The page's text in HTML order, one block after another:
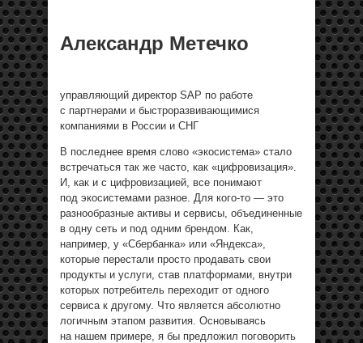
Александр Метечко
управляющий директор SAP по работе
с партнерами и быстроразвивающимися
компаниями в России и СНГ
В последнее время слово «экосистема» стало
встречаться так же часто, как «цифровизация».
И, как и с цифровизацией, все понимают
под экосистемами разное. Для кого-то — это
разнообразные активы и сервисы, объединенные
в одну сеть и под одним брендом. Как,
например, у «Сбербанка» или «Яндекса»,
которые перестали просто продавать свои
продукты и услуги, став платформами, внутри
которых потребитель переходит от одного
сервиса к другому. Что является абсолютно
логичным этапом развития. Основываясь
на нашем примере, я бы предложил поговорить